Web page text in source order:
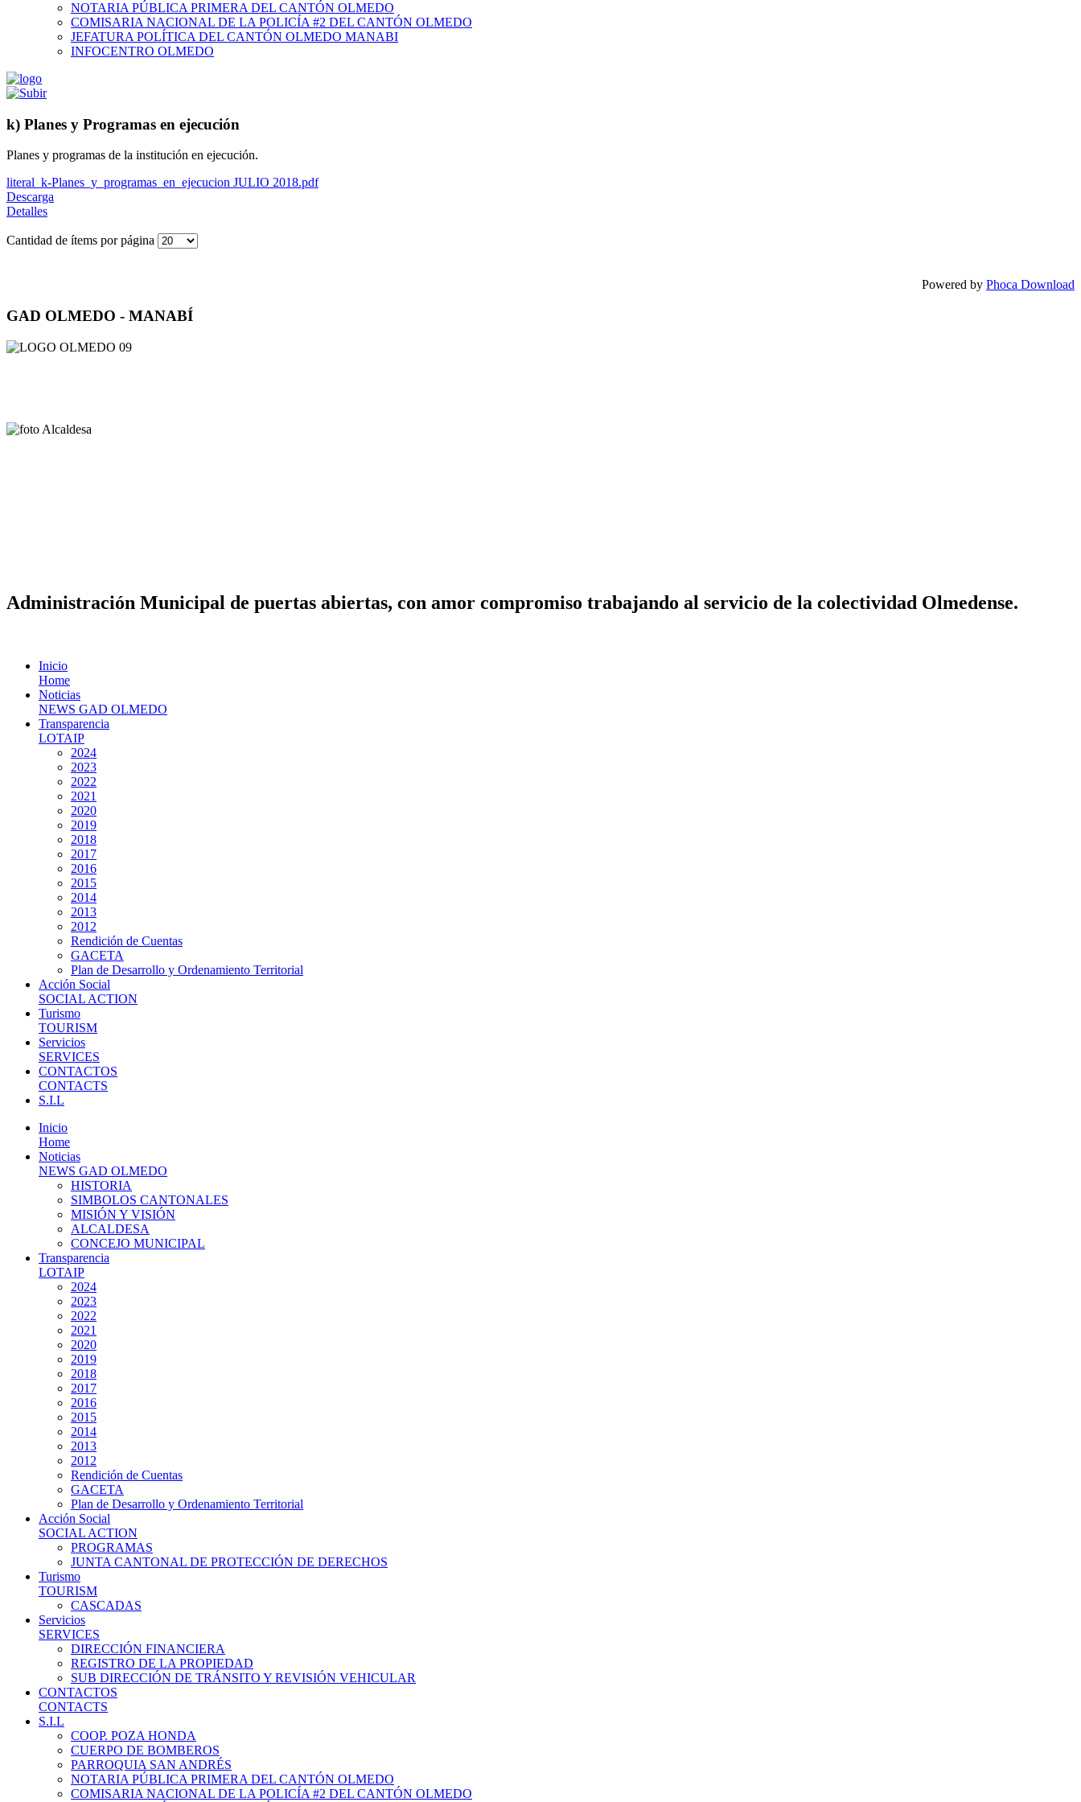
NOTARIA PÚBLICA PRIMERA DEL CANTÓN OLMEDO
COMISARIA NACIONAL DE LA POLICÍA #2 DEL CANTÓN OLMEDO
JEFATURA POLÍTICA DEL CANTÓN OLMEDO MANABI
INFOCENTRO OLMEDO
k) Planes y Programas en ejecución
Planes y programas de la institución en ejecución.
literal_k-Planes_y_programas_en_ejecucion JULIO 2018.pdf
Descarga
Detalles
Cantidad de ítems por página
Powered by Phoca Download
GAD OLMEDO - MANABÍ
Administración Municipal de puertas abiertas, con amor compromiso trabajando al servicio de la colectividad Olmedense.
Inicio
Home
Noticias
NEWS GAD OLMEDO
Transparencia
LOTAIP
2024
2023
2022
2021
2020
2019
2018
2017
2016
2015
2014
2013
2012
Rendición de Cuentas
GACETA
Plan de Desarrollo y Ordenamiento Territorial
Acción Social
SOCIAL ACTION
Turismo
TOURISM
Servicios
SERVICES
CONTACTOS
CONTACTS
S.I.L
Inicio
Home
Noticias
NEWS GAD OLMEDO
HISTORIA
SIMBOLOS CANTONALES
MISIÓN Y VISIÓN
ALCALDESA
CONCEJO MUNICIPAL
Transparencia
LOTAIP
2024
2023
2022
2021
2020
2019
2018
2017
2016
2015
2014
2013
2012
Rendición de Cuentas
GACETA
Plan de Desarrollo y Ordenamiento Territorial
Acción Social
SOCIAL ACTION
PROGRAMAS
JUNTA CANTONAL DE PROTECCIÓN DE DERECHOS
Turismo
TOURISM
CASCADAS
Servicios
SERVICES
DIRECCIÓN FINANCIERA
REGISTRO DE LA PROPIEDAD
SUB DIRECCIÓN DE TRÁNSITO Y REVISIÓN VEHICULAR
CONTACTOS
CONTACTS
S.I.L
COOP. POZA HONDA
CUERPO DE BOMBEROS
PARROQUIA SAN ANDRÉS
NOTARIA PÚBLICA PRIMERA DEL CANTÓN OLMEDO
COMISARIA NACIONAL DE LA POLICÍA #2 DEL CANTÓN OLMEDO